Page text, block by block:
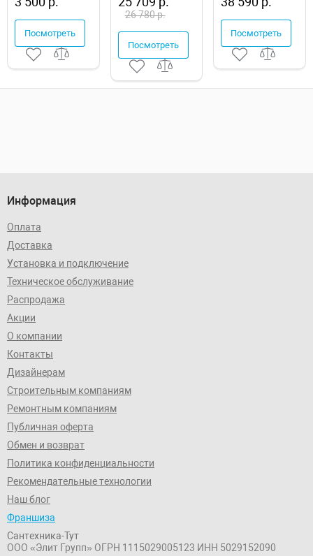
Посмотреть
подвесная
26 780 р.
Посмотреть
Посмотреть
Информация
Оплата
Доставка
Установка и подключение
Техническое обслуживание
Распродажа
Акции
О компании
Контакты
Дизайнерам
Строительным компаниям
Ремонтным компаниям
Публичная оферта
Обмен и возврат
Политика конфиденциальности
Рекомендательные технологии
Наш блог
Франшиза
Сантехника-Тут
ООО «Элит Групп» ОГРН 1115029005123 ИНН 5029152090